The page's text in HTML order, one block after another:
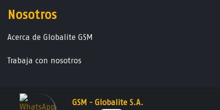
Nosotros
Acerca de Globalite GSM
Trabaja con nosotros
GSM - Globalite S.A.